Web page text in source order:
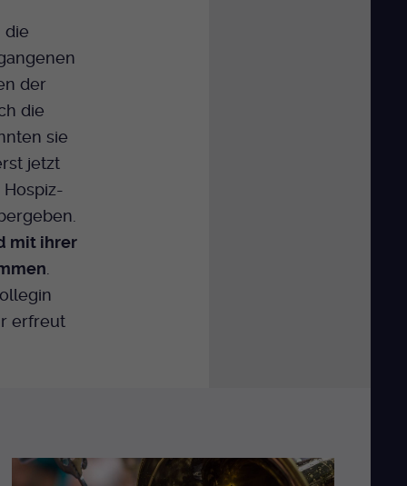
die
der
die
sie
jetzt
mit ihrer
erfreut